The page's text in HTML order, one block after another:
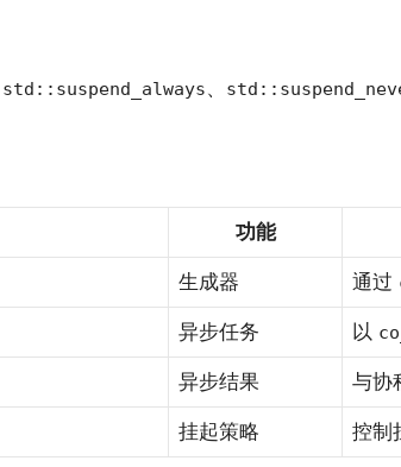
std::suspend_always、
功能
生成器 通过
异步任务 以
异步结果 与协
挂起策略 控制